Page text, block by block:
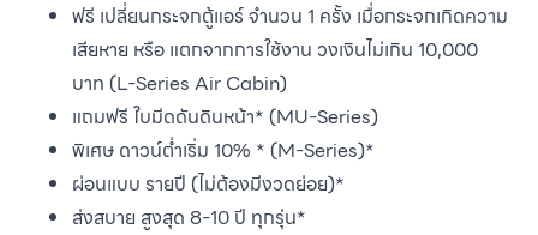
ฟรี เปลี่ยนกระจกตู้แอร์ จำนวน 1 ครั้ง เมื่อกระจกเกิดความ
เสียหาย หรือ แตกจากการใช้งาน วงเงินไม่เกิน 10,000
บาท (L-Series Air Cabin)
แถมฟรี ใบมีดดันดินหน้า* (MU-Series)
พิเศษ ดาวน์ต่ำเริ่ม 10% * (M-Series)*
ผ่อนแบบ รายปี (ไม่ต้องมีงวดย่อย)*
ส่งสบาย สูงสุด 8-10 ปี ทุกรุ่น*